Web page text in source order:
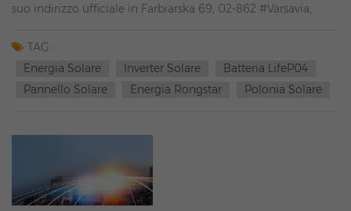
suo indirizzo ufficiale in Farbiarska 69, 02-862 #Varsavia,
Invitiamo cordialmente chiunque abbia bisogno
#fotovoltaico solare kit da visitare. Informazioni di contatto:
+48 735 668 999 o +48 787 004 666#pvsolar #energia
TAG :
Energia Solare
Inverter Solare
Batteria LifeP04
Pannello Solare
Energia Rongstar Polonia Solare